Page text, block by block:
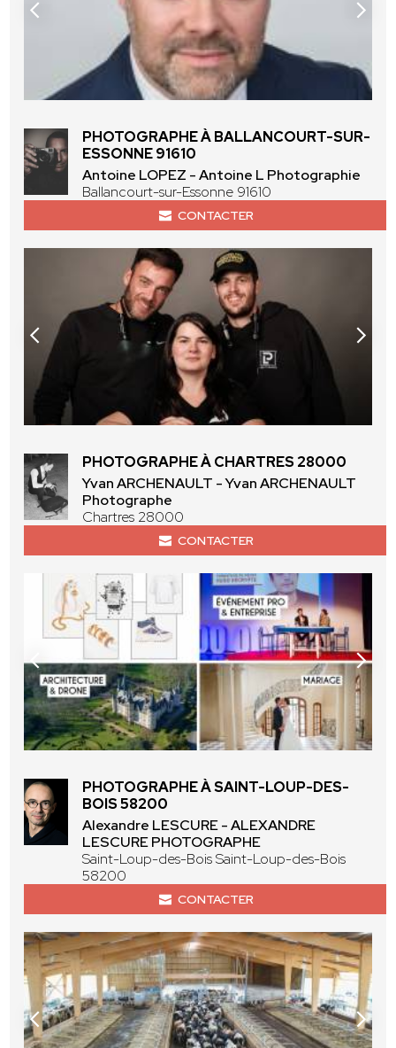
PHOTOGRAPHE À BALLANCOURT-SUR-
ESSONNE 91610
Antoine LOPEZ - Antoine L Photographie
Ballancourt-sur-Essonne 91610
CONTACTER
PHOTOGRAPHE À CHARTRES 28000
Yvan ARCHENAULT - Yvan ARCHENAULT
Photographe
Chartres 28000
CONTACTER
PHOTOGRAPHE À SAINT-LOUP-DES-
BOIS 58200
Alexandre LESCURE - ALEXANDRE
LESCURE PHOTOGRAPHE
Saint-Loup-des-Bois Saint-Loup-des-Bois
58200
CONTACTER